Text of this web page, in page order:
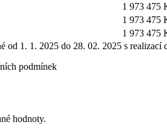
1 973 475
1 973 475
1 973 475
od 1. 1. 2025 do 28. 02. 2025 s realizací
podmínek
hodnoty.